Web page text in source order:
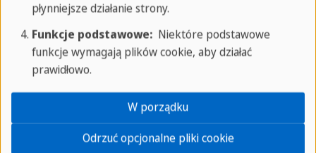
14–16 czerwca 2019r. Ciesz się smoczymi łodziami,
piwem i okrzykami setek tysięcy widzów - to
karnawał w Hongkongu!
Każdego roku tysiące światowej sławy
sportowców konkuruje podczas
Międzynarodowych Zawodów Smoczych Łodzi.
płynniejsze działanie strony.
Funkcje podstawowe:Niektóre podstawowe
funkcje wymagają plików cookie, aby działać
prawidłowo.
Odrzuć opcjonalne pliki cookie
W porządku